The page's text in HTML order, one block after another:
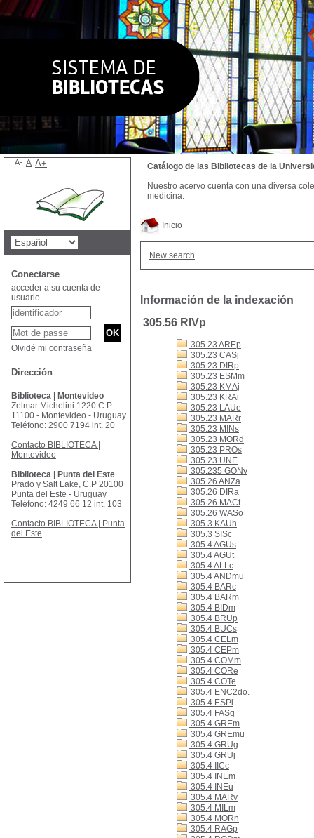
Inicio
New search
Información de la indexación
305.56 RIVp
305.23 AREp
305.23 CASj
305.23 DIRp
305.23 ESMm
305.23 KMAj
305.23 KRAi
305.23 LAUe
305.23 MARr
305.23 MINs
305.23 MORd
305.23 PROs
305.23 UNE
305.235 GONv
305.26 ANZa
305.26 DIRa
305.26 MACt
305.26 WASo
305.3 KAUh
305.3 SISc
305.4 AGUs
305.4 AGUt
305.4 ALLc
305.4 ANDmu
305.4 BARc
305.4 BARm
305.4 BIDm
305.4 BRUp
305.4 BUCs
305.4 CELm
305.4 CEPm
305.4 COMm
305.4 CORe
305.4 COTe
305.4 ENC2do.
305.4 ESPi
305.4 FASg
305.4 GREm
305.4 GREmu
305.4 GRUg
305.4 GRUj
305.4 IICc
305.4 INEm
305.4 INEu
305.4 MARv
305.4 MILm
305.4 MORn
305.4 RAGp
Catálogo de las Bibliotecas de la
Nuestro acervo cuenta con una diversa
medicina.
A- A A+
Conectarse
acceder a su cuenta de
usuario
Olvidé mi contraseña
Dirección
Biblioteca | Montevideo
Zelmar Michelini 1220 C.P
11100 - Montevideo - Uruguay
Teléfono: 2900 7194 int. 20
Contacto BIBLIOTECA |
Montevideo
Biblioteca | Punta del Este
Prado y Salt Lake, C.P 20100
Punta del Este - Uruguay
Teléfono: 4249 66 12 int. 103
Contacto BIBLIOTECA | Punta
del Este